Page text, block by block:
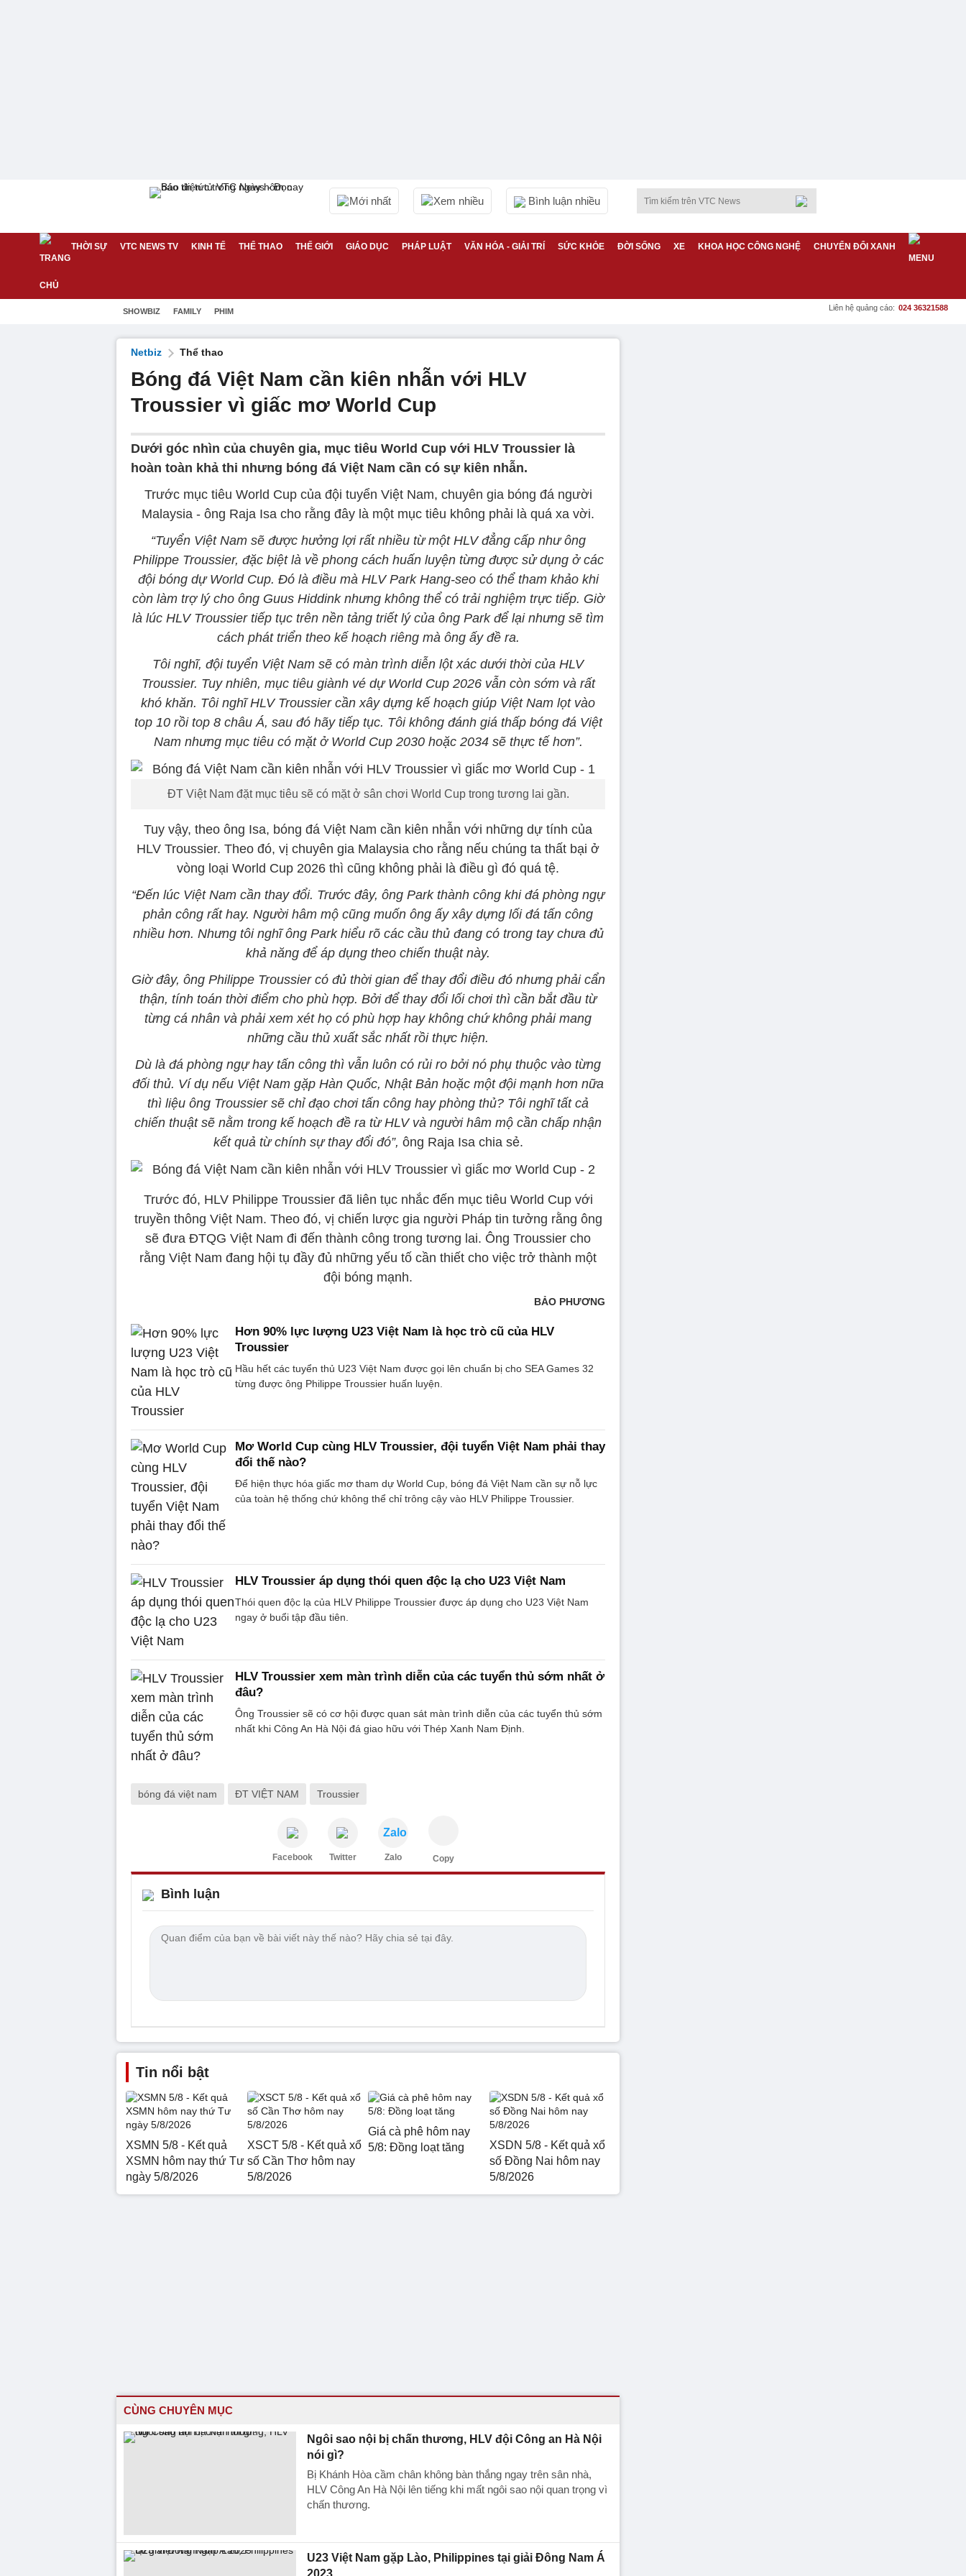
Mới nhất Xem nhiều Bình luận nhiều
THỜI SỰ VTC NEWS TV KINH TẾ THỂ THAO THẾ GIỚI GIÁO DỤC PHÁP LUẬT VĂN HÓA - GIẢI TRÍ SỨC KHỎE ĐỜI SỐNG XE KHOA HỌC CÔNG NGHỆ CHUYỂN ĐỔI XANH
SHOWBIZ FAMILY PHIM Liên hệ quảng cáo: 024 36321588
Netbiz Thể thao
Bóng đá Việt Nam cần kiên nhẫn với HLV
Troussier vì giấc mơ World Cup
Dưới góc nhìn của chuyên gia, mục tiêu World Cup với HLV Troussier là
hoàn toàn khả thi nhưng bóng đá Việt Nam cần có sự kiên nhẫn.
Trước mục tiêu World Cup của đội tuyển Việt Nam, chuyên gia bóng đá người
Malaysia - ông Raja Isa cho rằng đây là một mục tiêu không phải là quá xa vời.
“Tuyển Việt Nam sẽ được hưởng lợi rất nhiều từ một HLV đẳng cấp như ông
Philippe Troussier, đặc biệt là về phong cách huấn luyện từng được sử dụng ở các
đội bóng dự World Cup. Đó là điều mà HLV Park Hang-seo có thể tham khảo khi
còn làm trợ lý cho ông Guus Hiddink nhưng không thể có trải nghiệm trực tiếp. Giờ
là lúc HLV Troussier tiếp tục trên nền tảng triết lý của ông Park để lại nhưng sẽ tìm
cách phát triển theo kế hoạch riêng mà ông ấy đề ra.
Tôi nghĩ, đội tuyển Việt Nam sẽ có màn trình diễn lột xác dưới thời của HLV
Troussier. Tuy nhiên, mục tiêu giành vé dự World Cup 2026 vẫn còn sớm và rất
khó khăn. Tôi nghĩ HLV Troussier cần xây dựng kế hoạch giúp Việt Nam lọt vào
top 10 rồi top 8 châu Á, sau đó hãy tiếp tục. Tôi không đánh giá thấp bóng đá Việt
Nam nhưng mục tiêu có mặt ở World Cup 2030 hoặc 2034 sẽ thực tế hơn”.
ĐT Việt Nam đặt mục tiêu sẽ có mặt ở sân chơi World Cup trong tương lai gần.
Tuy vậy, theo ông Isa, bóng đá Việt Nam cần kiên nhẫn với những dự tính của
HLV Troussier. Theo đó, vị chuyên gia Malaysia cho rằng nếu chúng ta thất bại ở
vòng loại World Cup 2026 thì cũng không phải là điều gì đó quá tệ.
“Đến lúc Việt Nam cần thay đổi. Trước đây, ông Park thành công khi đá phòng ngự
phản công rất hay. Người hâm mộ cũng muốn ông ấy xây dựng lối đá tấn công
nhiều hơn. Nhưng tôi nghĩ ông Park hiểu rõ các cầu thủ đang có trong tay chưa đủ
khả năng để áp dụng theo chiến thuật này.
Giờ đây, ông Philippe Troussier có đủ thời gian để thay đổi điều đó nhưng phải cẩn
thận, tính toán thời điểm cho phù hợp. Bởi để thay đổi lối chơi thì cần bắt đầu từ
từng cá nhân và phải xem xét họ có phù hợp hay không chứ không phải mang
những cầu thủ xuất sắc nhất rồi thực hiện.
Dù là đá phòng ngự hay tấn công thì vẫn luôn có rủi ro bởi nó phụ thuộc vào từng
đối thủ. Ví dụ nếu Việt Nam gặp Hàn Quốc, Nhật Bản hoặc một đội mạnh hơn nữa
thì liệu ông Troussier sẽ chỉ đạo chơi tấn công hay phòng thủ? Tôi nghĩ tất cả
chiến thuật sẽ nằm trong kế hoạch đề ra từ HLV và người hâm mộ cần chấp nhận
kết quả từ chính sự thay đổi đó”, ông Raja Isa chia sẻ.
Trước đó, HLV Philippe Troussier đã liên tục nhắc đến mục tiêu World Cup với
truyền thông Việt Nam. Theo đó, vị chiến lược gia người Pháp tin tưởng rằng ông
sẽ đưa ĐTQG Việt Nam đi đến thành công trong tương lai. Ông Troussier cho
rằng Việt Nam đang hội tụ đầy đủ những yếu tố cần thiết cho việc trở thành một
đội bóng mạnh.
BẢO PHƯƠNG
Hơn 90% lực lượng U23 Việt Nam là học trò cũ của HLV
Troussier
Hầu hết các tuyển thủ U23 Việt Nam được gọi lên chuẩn bị cho SEA Games 32
từng được ông Philippe Troussier huấn luyện.
Mơ World Cup cùng HLV Troussier, đội tuyển Việt Nam phải thay
đổi thế nào?
Để hiện thực hóa giấc mơ tham dự World Cup, bóng đá Việt Nam cần sự nỗ lực
của toàn hệ thống chứ không thể chỉ trông cậy vào HLV Philippe Troussier.
HLV Troussier áp dụng thói quen độc lạ cho U23 Việt Nam
Thói quen độc lạ của HLV Philippe Troussier được áp dụng cho U23 Việt Nam
ngay ở buổi tập đầu tiên.
HLV Troussier xem màn trình diễn của các tuyển thủ sớm nhất ở
đâu?
Ông Troussier sẽ có cơ hội được quan sát màn trình diễn của các tuyển thủ sớm
nhất khi Công An Hà Nội đá giao hữu với Thép Xanh Nam Định.
bóng đá việt nam ĐT VIỆT NAM Troussier
Facebook Twitter
Zalo
Zalo Copy
Bình luận
Tin nổi bật
XSMN 5/8 - Kết quả
XSMN hôm nay thứ Tư
ngày 5/8/2026
XSCT 5/8 - Kết quả xổ
số Cần Thơ hôm nay
5/8/2026
Giá cà phê hôm nay
5/8: Đồng loạt tăng
XSDN 5/8 - Kết quả xổ
số Đồng Nai hôm nay
5/8/2026
CÙNG CHUYÊN MỤC
Ngôi sao nội bị chấn thương, HLV đội Công an Hà Nội
nói gì?
Bị Khánh Hòa cầm chân không bàn thắng ngay trên sân nhà,
HLV Công An Hà Nội lên tiếng khi mất ngôi sao nội quan trọng vì
chấn thương.
U23 Việt Nam gặp Lào, Philippines tại giải Đông Nam Á
2023